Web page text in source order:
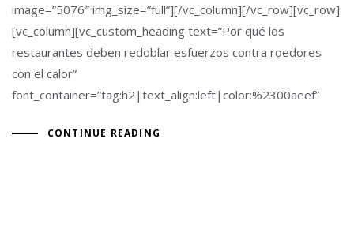
image=”5076″ img_size=”full”][/vc_column][/vc_row][vc_row]
[vc_column][vc_custom_heading text=”Por qué los
restaurantes deben redoblar esfuerzos contra roedores
con el calor”
font_container=”tag:h2|text_align:left|color:%2300aeef”
CONTINUE READING